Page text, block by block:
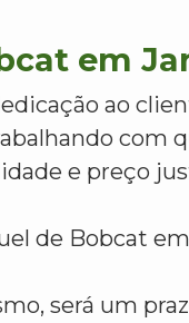
em
ao
com
e preço
de Bobcat
será um